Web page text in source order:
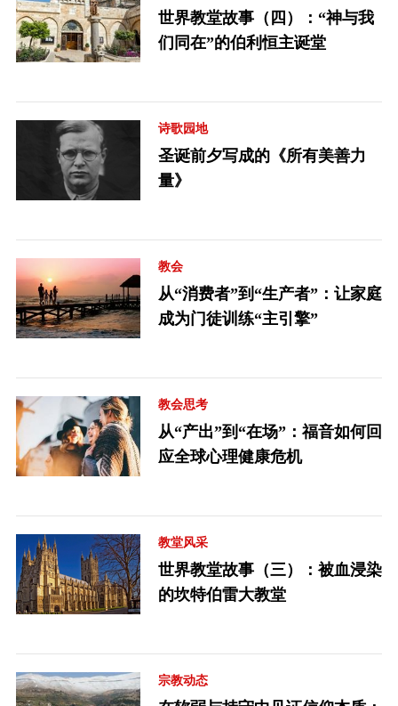
世界教堂故事（四）：“神与我
们同在”的伯利恒主诞堂
诗歌园地
圣诞前夕写成的《所有美善力
量》
教会
从“消费者”到“生产者”：让家庭
成为门徒训练“主引擎”
教会思考
从“产出”到“在场”：福音如何回
应全球心理健康危机
教堂风采
世界教堂故事（三）：被血浸染
的坎特伯雷大教堂
宗教动态